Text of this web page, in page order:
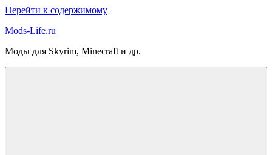
Перейти к содержимому
Mods-Life.ru
Моды для Skyrim, Minecraft и др.